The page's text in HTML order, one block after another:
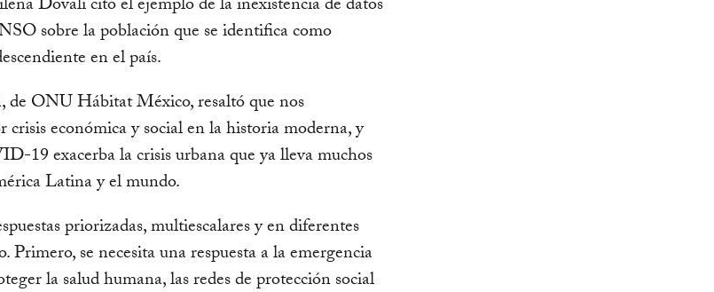
Dovalí citó el ejemplo de la inexistencia de datos
sobre la población que se identifica como
en el país.
de ONU Hábitat México, resaltó que nos
crisis económica y social en la historia moderna, y
19 exacerba la crisis urbana que ya lleva muchos
Latina y el mundo.
priorizadas, multiescalares y en diferentes
Primero, se necesita una respuesta a la emergencia
la salud humana, las redes de protección social